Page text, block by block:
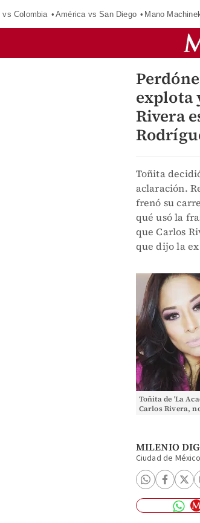
vs Colombia América vs San Diego Mano
explota
Rivera
Toñita
aclaración.
frenó su
qué usó la
que Carlos
que dijo la
Toñita de 'La
Carlos Rivera,
MILENIO
Ciudad de México